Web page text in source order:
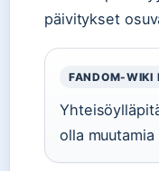
päivitykset
FANDOM-WIKI
olla